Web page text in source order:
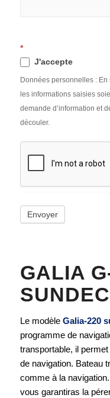
*
J'accepte
Données personnelles : En
les informations saisies
demande d’information et
découler.
Envoyer
GALIA
Le modèle Galia-220
programme de
transportable, il
de navigation. Bateau
comme à la
vous garantiras la